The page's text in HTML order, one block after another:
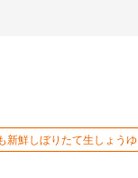
新鮮しぼりたて生しょうゆ